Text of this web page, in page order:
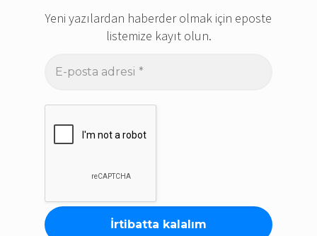
Yeni yazılardan haberder olmak için eposte
listemize kayıt olun.
posta